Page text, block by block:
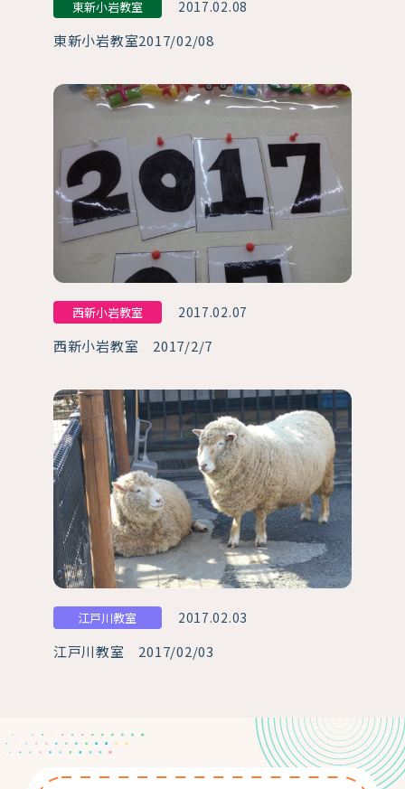
東新小岩教室 2017.02.08
東新小岩教室2017/02/08
西新小岩教室 2017.02.07
西新小岩教室 2017/2/7
江戸川教室 2017.02.03
江戸川教室 2017/02/03